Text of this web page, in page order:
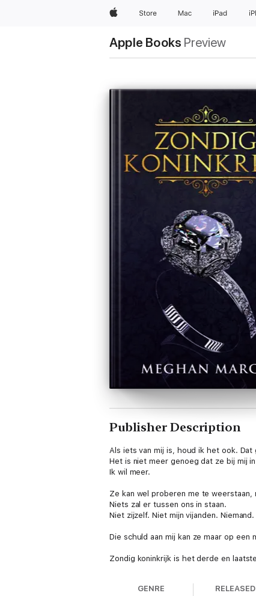
AppleStore Mac iPad
Apple Books Preview
Publisher Description
Als iets van mij is, houd ik het ook. Dat
Het is niet meer genoeg dat ze bij mij
Ik wil meer.
Ze kan wel proberen me te
Niets zal er tussen ons in staan.
Niet zijzelf. Niet mijn vijanden. Niemand.
Die schuld aan mij kan ze maar op een
Zondig koninkrijk is het derde en
GENRE RELEASED